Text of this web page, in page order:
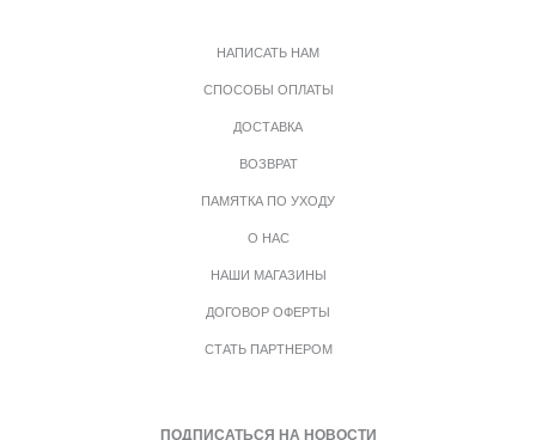
НАПИСАТЬ НАМ
СПОСОБЫ ОПЛАТЫ
ДОСТАВКА
ВОЗВРАТ
ПАМЯТКА ПО УХОДУ
О НАС
НАШИ МАГАЗИНЫ
ДОГОВОР ОФЕРТЫ
СТАТЬ ПАРТНЕРОМ
ПОДПИСАТЬСЯ НА НОВОСТИ